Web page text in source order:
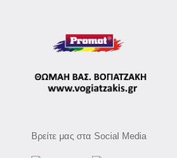
Βρείτε μας στα Social Media